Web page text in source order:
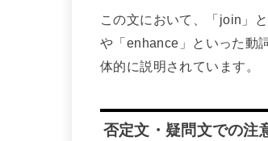
この文において、「join」
や「enhance」といった動
体的に説明されています。
否定文・疑問文での注